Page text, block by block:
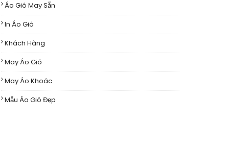
Áo Gió May Sẵn
In Áo Gió
Khách Hàng
May Áo Gió
May Áo Khoác
Mẫu Áo Gió Đẹp